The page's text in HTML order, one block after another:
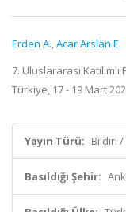
Erden A.,Acar Arslan E.
7. Uluslararası
Türkiye, 17 - 19 Mart
Yayın Türü: Bildiri
Basıldığı Şehir: